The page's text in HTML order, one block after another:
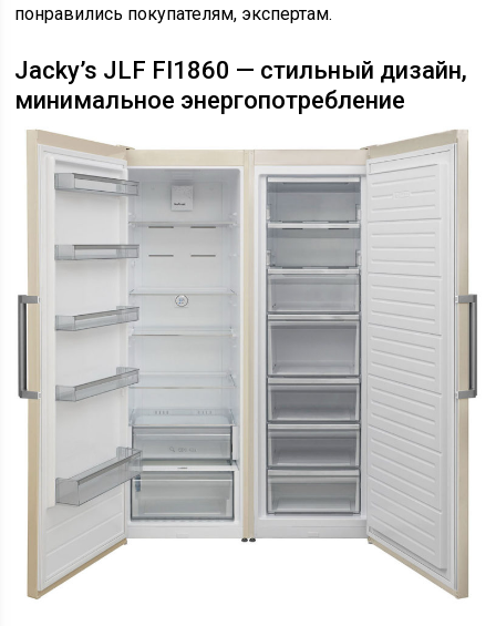
понравились покупателям, экспертам.
Jacky’s JLF FI1860 — стильный дизайн,
минимальное энергопотребление